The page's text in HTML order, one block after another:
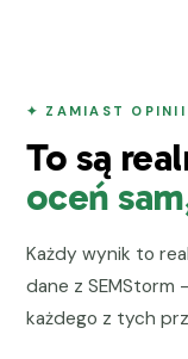
✦ ZAMIAST
To są
oceń
Każdy wynik to
dane z SEMStorm
każdego z tych